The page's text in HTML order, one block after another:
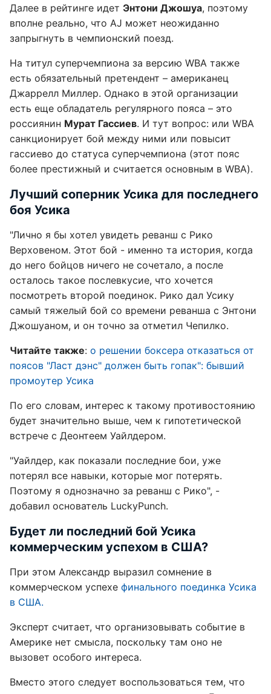
Далее в рейтинге идет Энтони Джошуа, поэтому
вполне реально, что AJ может неожиданно
запрыгнуть в чемпионский поезд.
На титул суперчемпиона за версию WBA также
есть обязательный претендент – американец
Джаррелл Миллер. Однако в этой организации
есть еще обладатель регулярного пояса – это
россиянин Мурат Гассиев. И тут вопрос: или WBA
санкционирует бой между ними или повысит
гассиево до статуса суперчемпиона (этот пояс
более престижный и считается основным в WBA).
Лучший соперник Усика для последнего
боя Усика
"Лично я бы хотел увидеть реванш с Рико
Верховеном. Этот бой - именно та история, когда
до него бойцов ничего не сочетало, а после
осталось такое послевкусие, что хочется
посмотреть второй поединок. Рико дал Усику
самый тяжелый бой со времени реванша с Энтони
Джошуаном, и он точно за отметил Чепилко.
Читайте также: о решении боксера отказаться от
поясов "Ласт дэнс" должен быть гопак": бывший
промоутер Усика
По его словам, интерес к такому противостоянию
будет значительно выше, чем к гипотетической
встрече с Деонтеем Уайлдером.
"Уайлдер, как показали последние бои, уже
потерял все навыки, которые мог потерять.
Поэтому я однозначно за реванш с Рико", -
добавил основатель LuckyPunch.
Будет ли последний бой Усика
коммерческим успехом в США?
При этом Александр выразил сомнение в
коммерческом успехе финального поединка Усика
в США.
Эксперт считает, что организовывать событие в
Америке нет смысла, поскольку там оно не
вызовет особого интереса.
Вместо этого следует воспользоваться тем, что